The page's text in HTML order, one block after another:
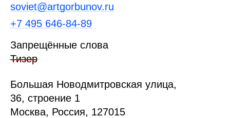
soviet@artgorbunov.ru
+7 495 646‑84‑89
Запрещённые слова
Тизер
Большая Новодмитровская улица,
36, строение 1
Москва, Россия, 127015